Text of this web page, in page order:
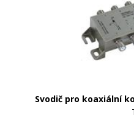
Svodič pro koaxiální